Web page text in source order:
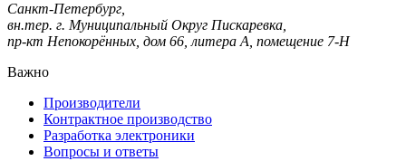
Санкт-Петербург,
вн.тер. г. Муниципальный Округ Пискаревка,
пр-кт Непокорённых, дом 66, литера А, помещение 7-Н
Важно
Производители
Контрактное производство
Разработка электроники
Вопросы и ответы